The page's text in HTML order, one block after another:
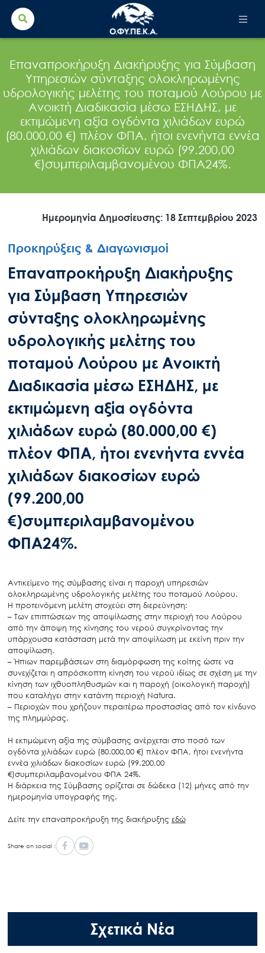
Search
for:
Επαναπροκήρυξη Διακήρυξης για Σύμβαση
Υπηρεσιών σύνταξης ολοκληρωμένης
υδρολογικής μελέτης του ποταμού Λούρου με
Ανοικτή Διαδικασία μέσω ΕΣΗΔΗΣ, με
εκτιμώμενη αξία ογδόντα χιλιάδων ευρώ
(80.000,00 €) πλέον ΦΠΑ, ήτοι ενενήντα εννέα
χιλιάδων διακοσίων ευρώ (99.200,00
€)συμπεριλαμβανομένου ΦΠΑ24%.
Ημερομηνία Δημοσίευσης: 18 Σεπτεμβρίου 2023
Προκηρύξεις & Διαγωνισμοί
Επαναπροκήρυξη Διακήρυξης
για Σύμβαση Υπηρεσιών
σύνταξης ολοκληρωμένης
υδρολογικής μελέτης του
ποταμού Λούρου με Ανοικτή
Διαδικασία μέσω ΕΣΗΔΗΣ, με
εκτιμώμενη αξία ογδόντα
χιλιάδων ευρώ (80.000,00 €)
πλέον ΦΠΑ, ήτοι ενενήντα εννέα
χιλιάδων διακοσίων ευρώ
(99.200,00
€)συμπεριλαμβανομένου
ΦΠΑ24%.
Αντικείμενο της σύμβασης είναι η παροχή υπηρεσιών
ολοκληρωμένης υδρολογικής μελέτης του ποταμού Λούρου.
Η προτεινόμενη μελέτη στοχεύει στη διερεύνηση:
– Των επιπτώσεων της αποψίλωσης στην περιοχή του Λούρου
από την άποψη της κίνησης του νερού συγκρίνοντας την
υπάρχουσα κατάσταση μετά την αποψίλωση με εκείνη πριν την
αποψίλωση.
– Ήπιων παρεμβάσεων στη διαμόρφωση της κοίτης ώστε να
συνεχίζεται η απρόσκοπτη κίνηση του νερού ιδίως σε σχέση με την
κίνηση των ιχθυοπληθυσμών και η παροχή (οικολογική παροχή)
που καταλήγει στην κατάντη περιοχή Natura.
– Περιοχών που χρήζουν περαιτέρω προστασίας από τον κίνδυνο
της πλημμύρας.
Η εκτιμώμενη αξία της σύμβασης ανέρχεται στο ποσό των
ογδόντα χιλιάδων ευρώ (80.000,00 €) πλέον ΦΠΑ, ήτοι ενενήντα
εννέα χιλιάδων διακοσίων ευρώ (99.200,00
€)συμπεριλαμβανομένου ΦΠΑ 24%.
Η διάρκεια της Σύμβασης ορίζεται σε δώδεκα (12) μήνες από την
ημερομηνία υπογραφής της.
Δείτε την επαναπροκήρυξη της διακήρυξης εδώ
Share on social :
Σχετικά Νέα